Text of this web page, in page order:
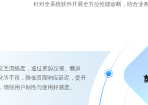
针对全系统软件开展全方位性能诊断，结合业
互流畅度，通过资源压缩、懒加
等手段，降低页面响应延迟，提升
增强用户粘性与使用好感度。